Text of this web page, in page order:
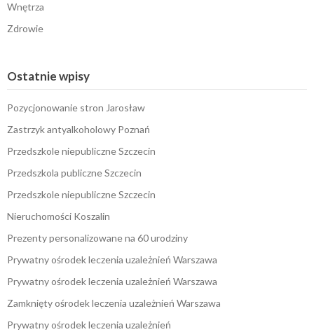
Wnętrza
Zdrowie
Ostatnie wpisy
Pozycjonowanie stron Jarosław
Zastrzyk antyalkoholowy Poznań
Przedszkole niepubliczne Szczecin
Przedszkola publiczne Szczecin
Przedszkole niepubliczne Szczecin
Nieruchomości Koszalin
Prezenty personalizowane na 60 urodziny
Prywatny ośrodek leczenia uzależnień Warszawa
Prywatny ośrodek leczenia uzależnień Warszawa
Zamknięty ośrodek leczenia uzależnień Warszawa
Prywatny ośrodek leczenia uzależnień